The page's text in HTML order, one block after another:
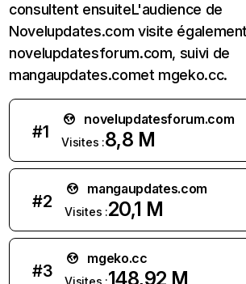
consultent ensuiteL'audience de
Novelupdates.com visite
novelupdatesforum.com, suivi de
mangaupdates.comet mgeko.cc.
#1
novelupdatesforum.com
Visites :8,8 M
#2
mangaupdates.com
Visites :20,1 M
#3
mgeko.cc
Visites :148,92 M